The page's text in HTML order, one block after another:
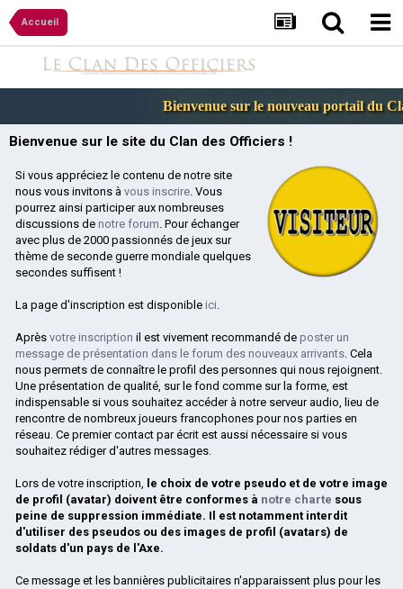
Accueil
Bienvenue sur le nouveau portail du
Bienvenue sur le site du Clan des Officiers !
Si vous appréciez le contenu de notre site
nous vous invitons à vous inscrire. Vous
pourrez ainsi participer aux nombreuses
discussions de notre forum. Pour échanger
avec plus de 2000 passionnés de jeux sur
thème de seconde guerre mondiale quelques
secondes suffisent !
La page d'inscription est disponible ici.
Après votre inscription il est vivement recommandé de poster un
message de présentation dans le forum des nouveaux arrivants. Cela
nous permets de connaître le profil des personnes qui nous rejoignent.
Une présentation de qualité, sur le fond comme sur la forme, est
indispensable si vous souhaitez accéder à notre serveur audio, lieu de
rencontre de nombreux joueurs francophones pour nos parties en
réseau. Ce premier contact par écrit est aussi nécessaire si vous
souhaitez rédiger d'autres messages.
Lors de votre inscription, le choix de votre pseudo et de votre image
de profil (avatar) doivent être conformes à notre charte sous
peine de suppression immédiate. Il est notamment interdit
d'utiliser des pseudos ou des images de profil (avatars) de
soldats d'un pays de l'Axe.
Ce message et les bannières publicitaires n'apparaissent plus pour les